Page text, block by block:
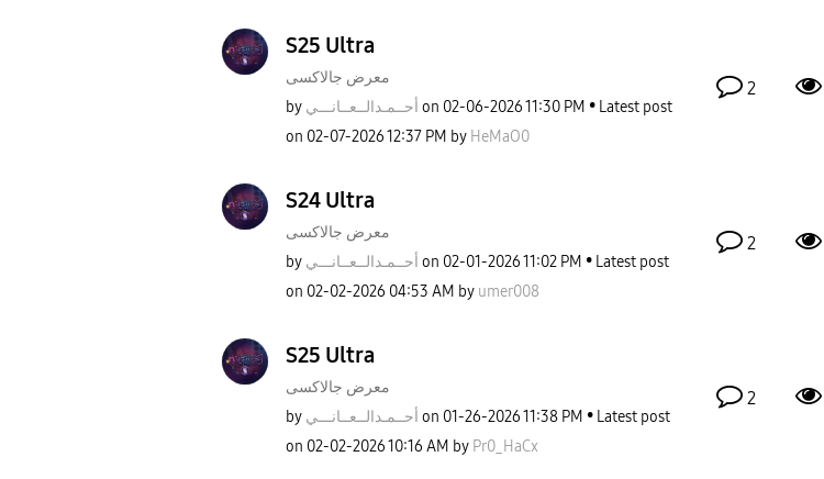
S25 Ultra
معرض جالاكسى
by
أحــمـدالــعــانـــي on ‎02-06-202611:30 PM
Latest post
on ‎02-07-202612:37 PM by HeMaO0
2
S24 Ultra
معرض جالاكسى
by
أحــمـدالــعــانـــي on ‎02-01-202611:02 PM
Latest post
on ‎02-02-2026 04:53 AM by umer008
2
S25 Ultra
معرض جالاكسى
by
أحــمـدالــعــانـــي on ‎01-26-202611:38 PM
Latest post
on ‎02-02-202610:16 AM by Pr0_HaCx
2